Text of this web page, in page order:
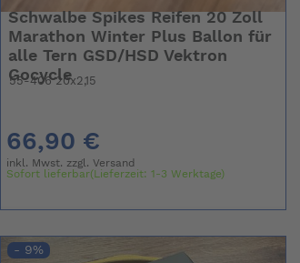
Schwalbe Spikes Reifen 20 Zoll
Marathon Winter Plus Ballon für
alle Tern GSD/HSD Vektron
Gocycle
55-406 20x2,15
66,90 €
inkl. Mwst. zzgl.Versand
Sofort lieferbar(Lieferzeit: 1-3 Werktage)
- 9%